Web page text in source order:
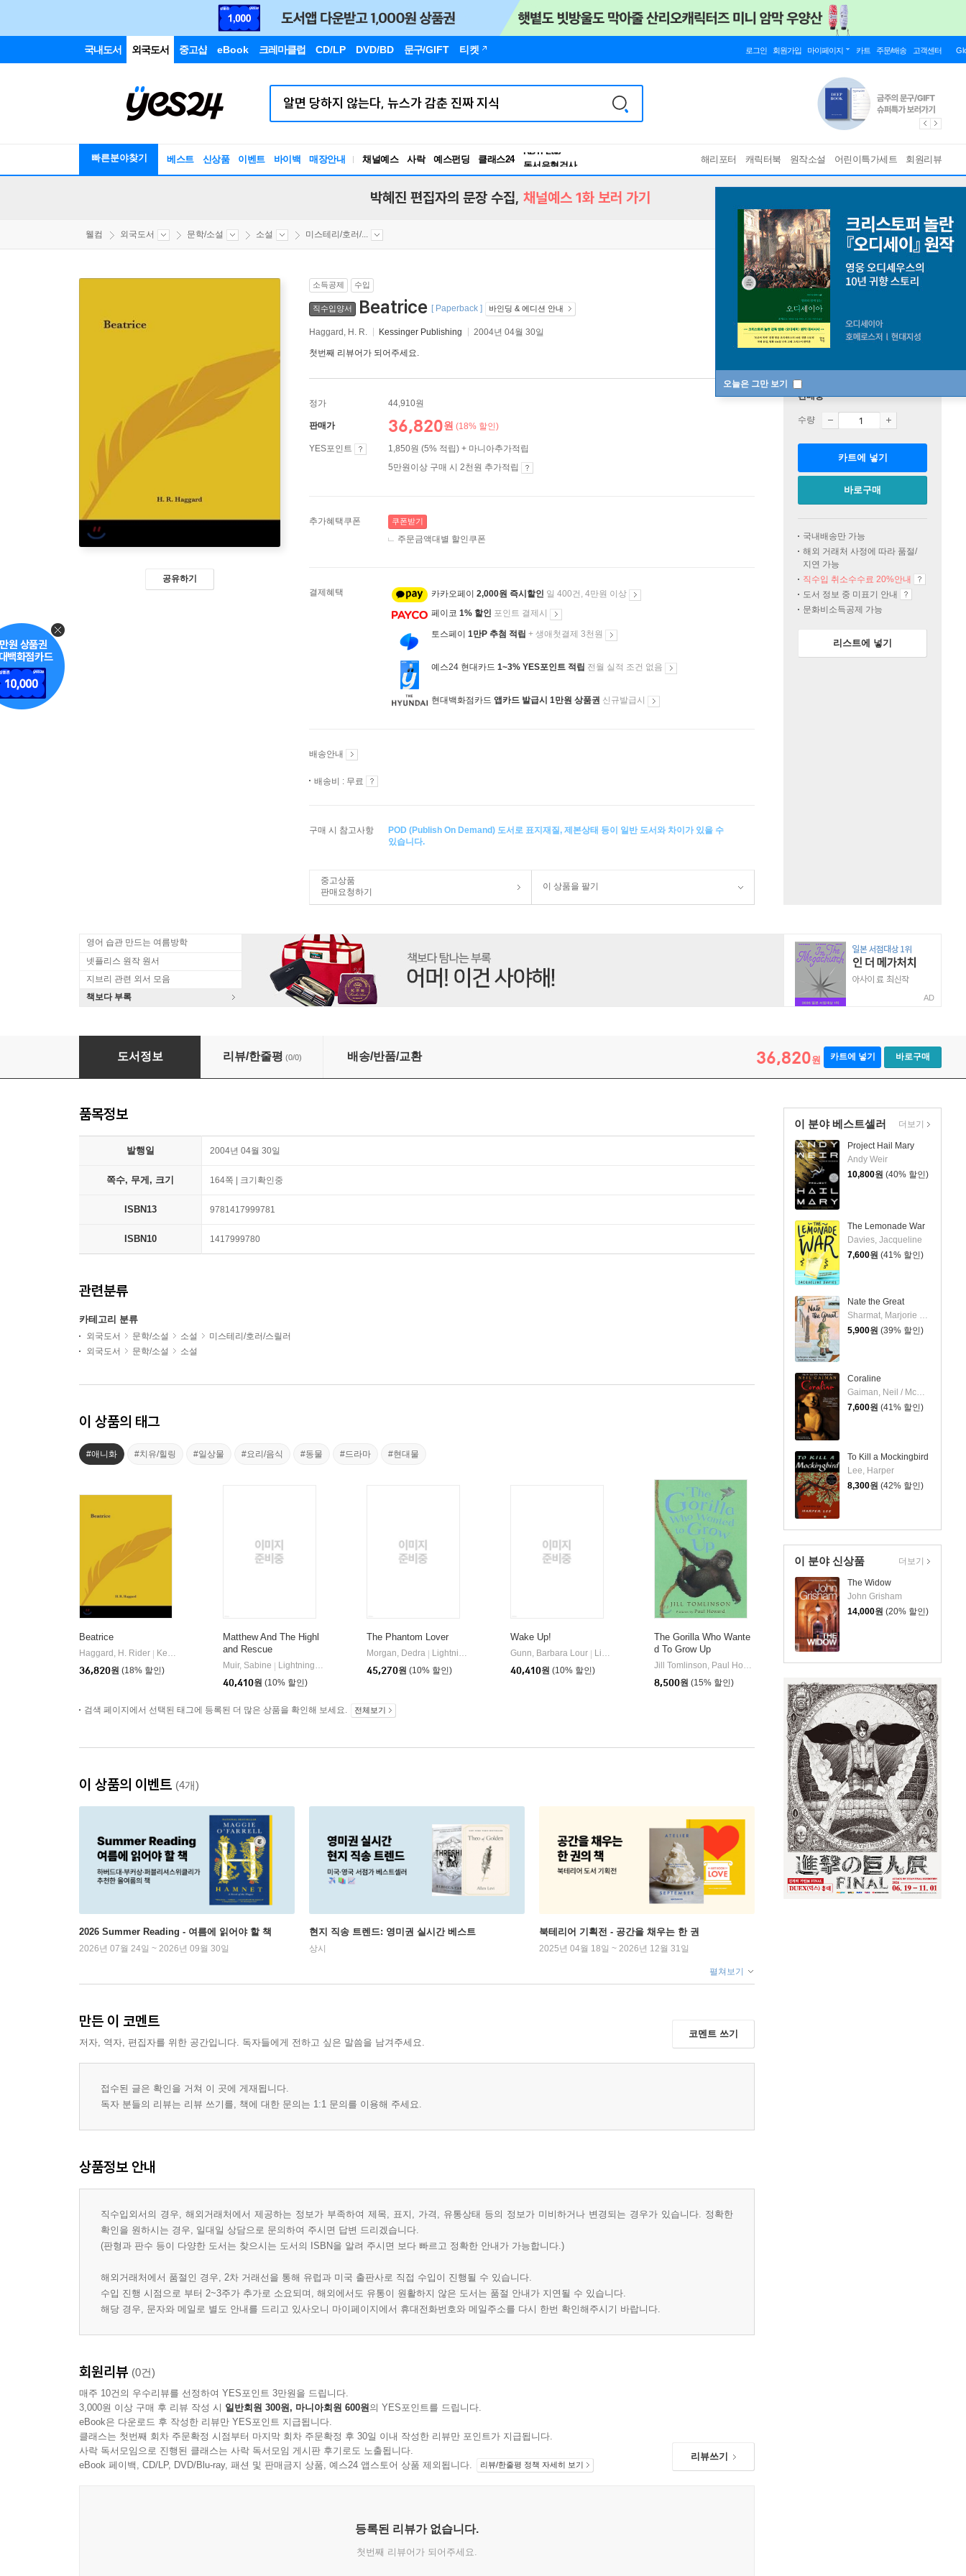
국내도서 외국도서 중고샵 eBook 크레마클럽 CD/LP DVD/BD 문구/GIFT 티켓 로그인 회원가입 마이페이지 카트 주문/배송 고객센터
빠른분야찾기 베스트 신상품 이벤트 바이백 매장안내 채널예스 사락 예스펀딩 클래스24
독서유형검사
해리포터 캐릭터북 원작소설 어린이특가세트 회원리뷰
오늘은 그만 보기
박혜진 편집자의 문장 수집, 채널예스 1화 보러 가기
웰컴 외국도서 문학/소설 소설 미스테리/호러/...
공유하기
소득공제 수입
직수입양서 Beatrice [ Paperback ] 바인딩 & 에디션 안내
Haggard, H. R. Kessinger Publishing 2004년 04월 30일
첫번째 리뷰어가 되어주세요.
정가 44,910원
판매가 36,820원 (18% 할인)
YES포인트
1,850원 (5% 적립) + 마니아추가적립
5만원이상 구매 시 2천원 추가적립
추가혜택쿠폰 쿠폰받기
주문금액대별 할인쿠폰
결제혜택 카카오페이 2,000원 즉시할인 일 400건, 4만원 이상
페이코 1% 할인 포인트 결제시
토스페이 1만P 추첨 적립 + 생애첫결제 3천원
예스24 현대카드 1~3% YES포인트 적립 전월 실적 조건 없음
현대백화점카드 앱카드 발급시 1만원 상품권 신규발급시
배송안내
배송비 : 무료
구매 시 참고사항
POD (Publish On Demand) 도서로 표지재질, 제본상태 등이 일반 도서와 차이가 있을 수
있습니다.
중고상품
판매요청하기
이 상품을 팔기
판매중
수량
카트에 넣기
바로구매
국내배송만 가능
해외 거래처 사정에 따라 품절/
지연 가능
직수입 취소수수료 20%안내
도서 정보 중 미표기 안내
문화비소득공제 가능
리스트에 넣기
영어 습관 만드는 여름방학
넷플리스 원작 원서
지브리 관련 외서 모음
책보다 부록
AD
Beatrice
도서정보 리뷰/한줄평 (0/0) 배송/반품/교환 36,820원 카트에 넣기 바로구매
이 분야 베스트셀러
Project Hail Mary
Andy Weir
10,800원 (40% 할인)
The Lemonade War
Davies, Jacqueline
7,600원 (41% 할인)
Nate the Great
5,900원 (39% 할인)
Coraline
Gaiman, Neil / McKean, Dave
7,600원 (41% 할인)
To Kill a Mockingbird
Lee, Harper
8,300원 (42% 할인)
더보기
이 분야 신상품
The Widow
John Grisham
14,000원 (20% 할인)
더보기
품목정보
발행일 2004년 04월 30일
쪽수, 무게, 크기 164쪽 | 크기확인중
ISBN13 9781417999781
ISBN10 1417999780
관련분류
카테고리 분류
외국도서 문학/소설 소설
미스테리/호러/스릴러
외국도서
문학/소설 소설
이 상품의 태그
#애니화 #치유/힐링 #일상물 #요리/음식 #동물 #드라마 #현대물
Beatrice
Haggard, H. Rider
Kessinger Publishing
36,820원 (18% 할인)
Matthew And The Highl
and Rescue
Muir, Sabine
Lightning Source Inc
40,410원 (10% 할인)
The Phantom Lover
Morgan, Dedra
Lightning Source Inc
45,270원 (10% 할인)
Wake Up!
Gunn, Barbara Lour
Lightning Source Inc
40,410원 (10% 할인)
The Gorilla Who Wante
d To Grow Up
Jill Tomlinson, Paul Howard
Egmont Books (UK)
8,500원 (15% 할인)
검색 페이지에서 선택된 태그에 등록된 더 많은 상품을 확인해 보세요. 전체보기
이 상품의 이벤트 (4개)
2026 Summer Reading - 여름에 읽어야 할 책
2026년 07월 24일 ~ 2026년 09월 30일
현지 직송 트렌드: 영미권 실시간 베스트
상시
북테리어 기획전 - 공간을 채우는 한 권
2025년 04월 18일 ~ 2026년 12월 31일
펼쳐보기
만든 이 코멘트
저자, 역자, 편집자를 위한 공간입니다. 독자들에게 전하고 싶은 말씀을 남겨주세요.
코멘트 쓰기
접수된 글은 확인을 거쳐 이 곳에 게재됩니다.
독자 분들의 리뷰는 리뷰 쓰기를, 책에 대한 문의는 1:1 문의를 이용해 주세요.
상품정보 안내
직수입외서의 경우, 해외거래처에서 제공하는 정보가 부족하여 제목, 표지, 가격, 유통상태 등의 정보가 미비하거나 변경되는 경우가 있습니다. 정확한
확인을 원하시는 경우, 일대일 상담으로 문의하여 주시면 답변 드리겠습니다.
(판형과 판수 등이 다양한 도서는 찾으시는 도서의 ISBN을 알려 주시면 보다 빠르고 정확한 안내가 가능합니다.)
해외거래처에서 품절인 경우, 2차 거래선을 통해 유럽과 미국 출판사로 직접 수입이 진행될 수 있습니다.
수입 진행 시점으로 부터 2~3주가 추가로 소요되며, 해외에서도 유통이 원활하지 않은 도서는 품절 안내가 지연될 수 있습니다.
해당 경우, 문자와 메일로 별도 안내를 드리고 있사오니 마이페이지에서 휴대전화번호와 메일주소를 다시 한번 확인해주시기 바랍니다.
회원리뷰 (0건)
매주 10건의 우수리뷰를 선정하여 YES포인트 3만원을 드립니다.
3,000원 이상 구매 후 리뷰 작성 시 일반회원 300원, 마니아회원 600원의 YES포인트를 드립니다.
eBook은 다운로드 후 작성한 리뷰만 YES포인트 지급됩니다.
클래스는 첫번째 회차 주문확정 시점부터 마지막 회차 주문확정 후 30일 이내 작성한 리뷰만 포인트가 지급됩니다.
사락 독서모임으로 진행된 클래스는 사락 독서모임 게시판 후기로도 노출됩니다.
eBook 페이백, CD/LP, DVD/Blu-ray, 패션 및 판매금지 상품, 예스24 앱스토어 상품 제외됩니다.
리뷰/한줄평 정책 자세히 보기
리뷰쓰기
등록된 리뷰가 없습니다.
첫번째 리뷰어가 되어주세요.